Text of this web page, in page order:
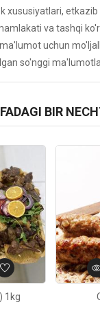
xususiyatlari,
va tashqi
uchun
so'nggi
BIR
1kg